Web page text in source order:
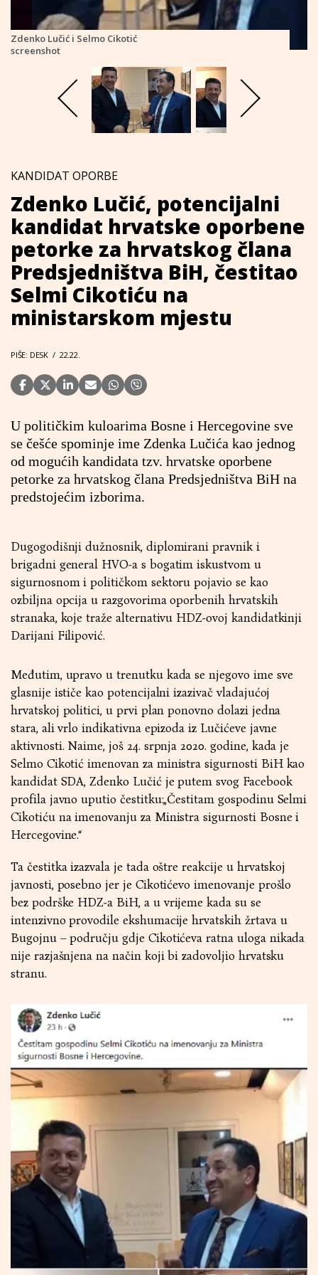
Zdenko Lučić i Selmo Cikotić
screenshot
KANDIDAT OPORBE
Zdenko Lučić, potencijalni
kandidat hrvatske oporbene
petorke za hrvatskog člana
Predsjedništva BiH, čestitao
Selmi Cikotiću na
ministarskom mjestu
PIŠE: DESK / 22.22.
U političkim kuloarima Bosne i Hercegovine sve
se češće spominje ime Zdenka Lučića kao jednog
od mogućih kandidata tzv. hrvatske oporbene
petorke za hrvatskog člana Predsjedništva BiH na
predstojećim izborima.
Dugogodišnji dužnosnik, diplomirani pravnik i
brigadni general HVO-a s bogatim iskustvom u
sigurnosnom i političkom sektoru pojavio se kao
ozbiljna opcija u razgovorima oporbenih hrvatskih
stranaka, koje traže alternativu HDZ-ovoj kandidatkinji
Darijani Filipović.
Međutim, upravo u trenutku kada se njegovo ime sve
glasnije ističe kao potencijalni izazivač vladajućoj
hrvatskoj politici, u prvi plan ponovno dolazi jedna
stara, ali vrlo indikativna epizoda iz Lučićeve javne
aktivnosti. Naime, još 24. srpnja 2020. godine, kada je
Selmo Cikotić imenovan za ministra sigurnosti BiH kao
kandidat SDA, Zdenko Lučić je putem svog Facebook
profila javno uputio čestitku:„Čestitam gospodinu Selmi
Cikotiću na imenovanju za Ministra sigurnosti Bosne i
Hercegovine.“
Ta čestitka izazvala je tada oštre reakcije u hrvatskoj
javnosti, posebno jer je Cikotićevo imenovanje prošlo
bez podrške HDZ-a BiH, a u vrijeme kada su se
intenzivno provodile ekshumacije hrvatskih žrtava u
Bugojnu – području gdje Cikotićeva ratna uloga nikada
nije razjašnjena na način koji bi zadovoljio hrvatsku
stranu.